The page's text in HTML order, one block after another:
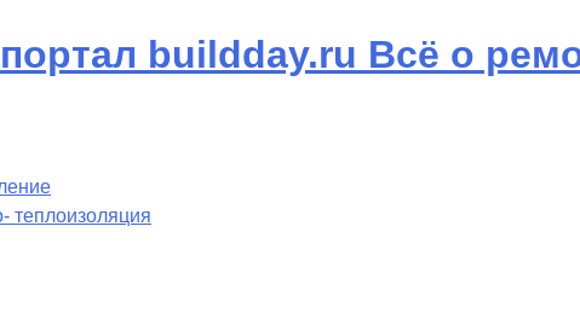
теплоизоляция